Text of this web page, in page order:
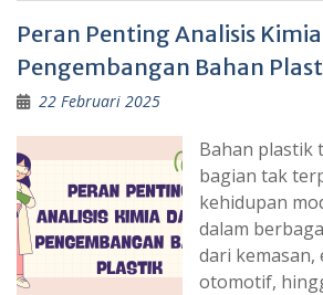
Peran Penting Analisis
Pengembangan Bahan
22 Februari 2025
Bahan plastik
bagian tak
kehidupan
dalam
dari
otomotif,